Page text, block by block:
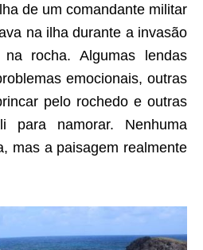
de um comandante militar
na ilha durante a invasão
rocha. Algumas lendas
emocionais, outras
pelo rochedo e outras
para namorar. Nenhuma
mas a paisagem realmente